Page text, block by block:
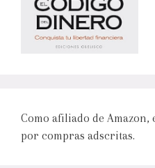
Como afiliado de Amazon,
por compras adscritas.